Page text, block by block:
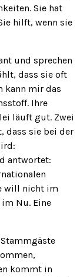
Sie hat
hilft, wenn sie
und sprechen
dass sie oft
kann mir das
Ihre
läuft gut. Zwei
dass sie bei der
antwortet:
will nicht im
Nu. Eine
kommt in